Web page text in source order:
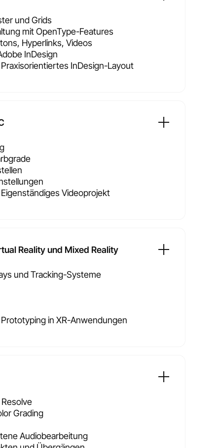
und Grids
mit OpenType-Features
Hyperlinks, Videos
InDesign
InDesign-Layout
Videoprojekt
Reality und Mixed Reality
und Tracking-Systeme
in XR-Anwendungen
Grading
Audiobearbeitung